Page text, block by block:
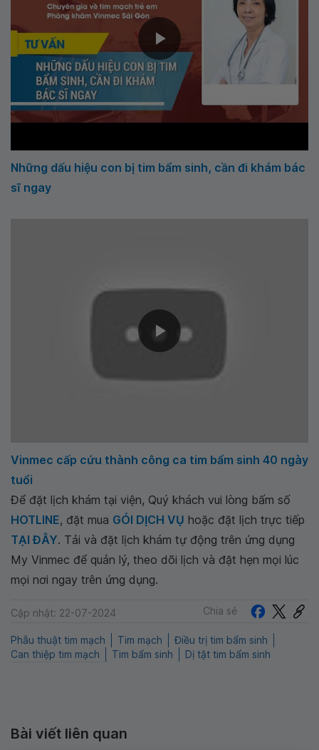
Những dấu hiệu con bị tim bẩm sinh, cần đi khám bác
sĩ ngay
Vinmec cấp cứu thành công ca tim bẩm sinh 40 ngày
tuổi
Để đặt lịch khám tại viện, Quý khách vui lòng bấm số
HOTLINE, đặt mua GÓI DỊCH VỤ hoặc đặt lịch trực tiếp
TẠI ĐÂY. Tải và đặt lịch khám tự động trên ứng dụng
My Vinmec để quản lý, theo dõi lịch và đặt hẹn mọi lúc
mọi nơi ngay trên ứng dụng.
Cập nhật: 22-07-2024 Chia sẻ
Phẫu thuật tim mạch Tim mạch
Điều trị tim bẩm sinh
Can thiệp tim mạch
Tim bẩm sinh Dị tật tim bẩm sinh
Bài viết liên quan